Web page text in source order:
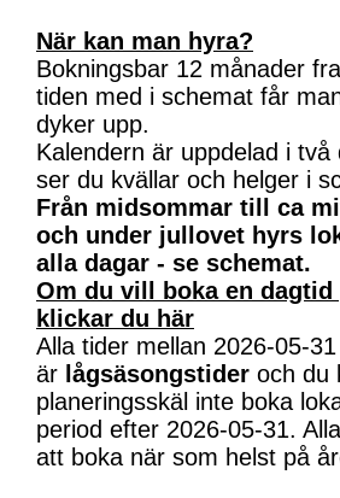
När kan man hyra?
Bokningsbar 12 månader
tiden med i schemat får
dyker upp.
Kalendern är uppdelad i två
ser du kvällar och helger i
Från midsommar till ca
och under jullovet hyrs
alla dagar - se schemat.
Om du vill boka en dagtid
klickar du här
Alla tider mellan 2026-05-
är lågsäsongstider och du
planeringsskäl inte boka
period efter 2026-05-31.
att boka när som helst på